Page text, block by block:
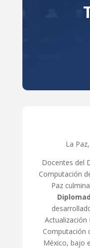
La
Docentes del
Computación
Paz
Actualización
Computación
México, bajo